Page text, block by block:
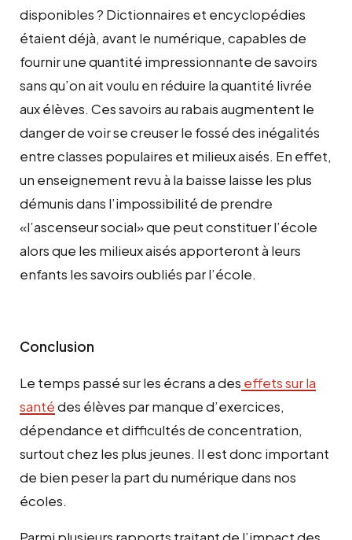
disponibles ? Dictionnaires et encyclopédies
étaient déjà, avant le numérique, capables de
fournir une quantité impressionnante de savoirs
sans qu’on ait voulu en réduire la quantité livrée
aux élèves. Ces savoirs au rabais augmentent le
danger de voir se creuser le fossé des inégalités
entre classes populaires et milieux aisés. En effet,
un enseignement revu à la baisse laisse les plus
démunis dans l’impossibilité de prendre
«l’ascenseur social» que peut constituer l’école
alors que les milieux aisés apporteront à leurs
enfants les savoirs oubliés par l’école.
Conclusion
Le temps passé sur les écrans a des effets sur la
santédes élèves par manque d’exercices,
dépendance et difficultés de concentration,
surtout chez les plus jeunes. Il est donc important
de bien peser la part du numérique dans nos
écoles.